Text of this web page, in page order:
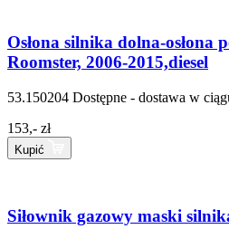
Osłona silnika dolna-osłona
Roomster, 2006-2015,diesel
53.150204 Dostępne - dostawa w
153,- zł
Kupić
Siłownik gazowy maski